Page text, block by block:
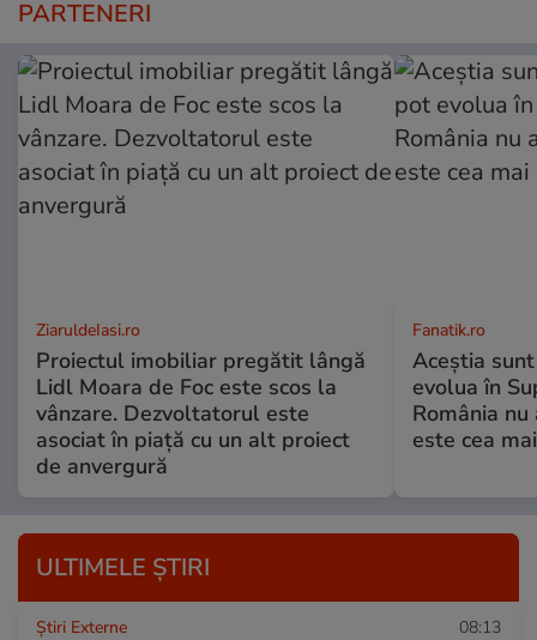
PARTENERI
ZiaruldeIasi.ro
Proiectul imobiliar pregătit lângă
Lidl Moara de Foc este scos la
vânzare. Dezvoltatorul este
asociat în piață cu un alt proiect
de anvergură
Fanatik.ro
Aceștia
evolua în
România
este cea
ULTIMELE ȘTIRI
Știri Externe 08:13